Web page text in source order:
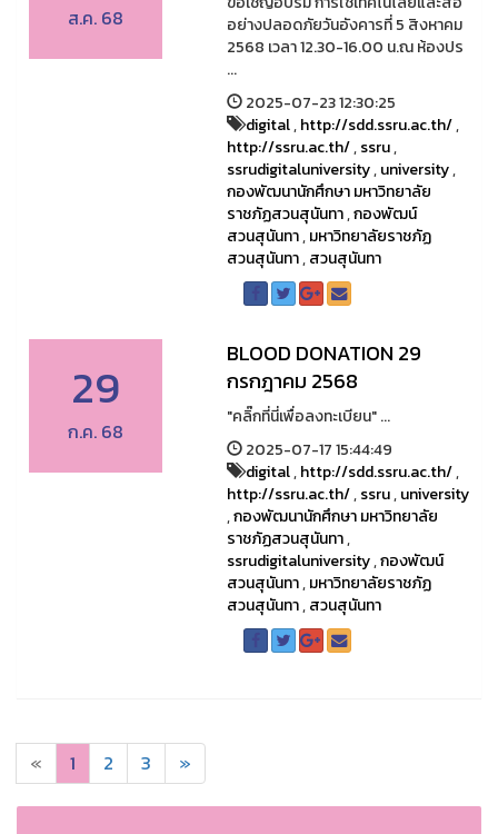
ส.ค. 68
อย่างปลอดภัยวันอังคารที่ 5 สิงหาคม
2568 เวลา 12.30-16.00 น.ณ ห้องปร
...
2025-07-23 12:30:25
digital,http://sdd.ssru.ac.th/,
http://ssru.ac.th/,ssru,
ssrudigitaluniversity,university,
กองพัฒนานักศึกษา มหาวิทยาลัย
ราชภัฏสวนสุนันทา,กองพัฒน์
สวนสุนันทา,มหาวิทยาลัยราชภัฏ
สวนสุนันทา,สวนสุนันทา
29
ก.ค. 68
BLOOD DONATION 29
กรกฎาคม 2568
"คลิ๊กที่นี่เพื่อลงทะเบียน" ...
2025-07-17 15:44:49
digital,http://sdd.ssru.ac.th/,
http://ssru.ac.th/,ssru,university
,กองพัฒนานักศึกษา มหาวิทยาลัย
ราชภัฏสวนสุนันทา,
ssrudigitaluniversity,กองพัฒน์
สวนสุนันทา,มหาวิทยาลัยราชภัฏ
สวนสุนันทา,สวนสุนันทา
« 1 2 3 »